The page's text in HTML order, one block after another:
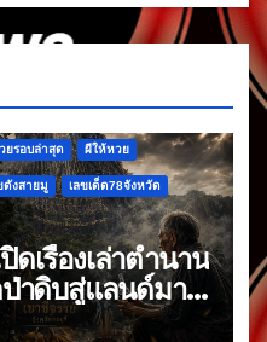
ยรอบล่าสุด ผีให้หวย
ดังสายมู เลขเด็ด78จังหวัด
ดเรื่องเล่าตำนาน
ป่าดิบสู่แลนด์มาร์